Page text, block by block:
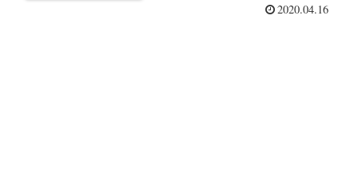
2020.04.16